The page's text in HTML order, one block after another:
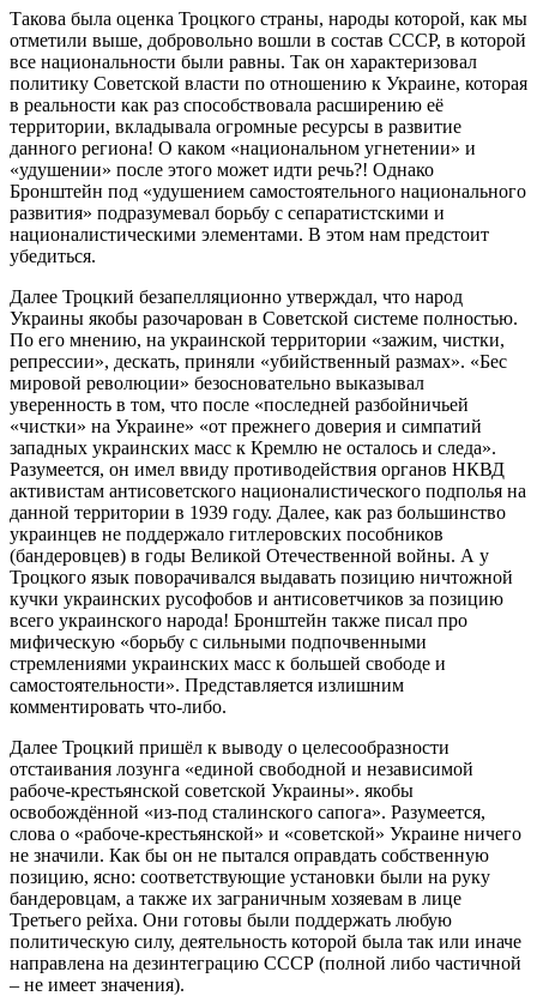
Такова была оценка Троцкого страны, народы которой, как мы
отметили выше, добровольно вошли в состав СССР, в которой
все национальности были равны. Так он характеризовал
политику Советской власти по отношению к Украине, которая
в реальности как раз способствовала расширению её
территории, вкладывала огромные ресурсы в развитие
данного региона! О каком «национальном угнетении» и
«удушении» после этого может идти речь?! Однако
Бронштейн под «удушением самостоятельного национального
развития» подразумевал борьбу с сепаратистскими и
националистическими элементами. В этом нам предстоит
убедиться.
Далее Троцкий безапелляционно утверждал, что народ
Украины якобы разочарован в Советской системе полностью.
По его мнению, на украинской территории «зажим, чистки,
репрессии», дескать, приняли «убийственный размах». «Бес
мировой революции» безосновательно выказывал
уверенность в том, что после «последней разбойничьей
«чистки» на Украине» «от прежнего доверия и симпатий
западных украинских масс к Кремлю не осталось и следа».
Разумеется, он имел ввиду противодействия органов НКВД
активистам антисоветского националистического подполья на
данной территории в 1939 году. Далее, как раз большинство
украинцев не поддержало гитлеровских пособников
(бандеровцев) в годы Великой Отечественной войны. А у
Троцкого язык поворачивался выдавать позицию ничтожной
кучки украинских русофобов и антисоветчиков за позицию
всего украинского народа! Бронштейн также писал про
мифическую «борьбу с сильными подпочвенными
стремлениями украинских масс к большей свободе и
самостоятельности». Представляется излишним
комментировать что-либо.
Далее Троцкий пришёл к выводу о целесообразности
отстаивания лозунга «единой свободной и независимой
рабоче-крестьянской советской Украины». якобы
освобождённой «из-под сталинского сапога». Разумеется,
слова о «рабоче-крестьянской» и «советской» Украине ничего
не значили. Как бы он не пытался оправдать собственную
позицию, ясно: соответствующие установки были на руку
бандеровцам, а также их заграничным хозяевам в лице
Третьего рейха. Они готовы были поддержать любую
политическую силу, деятельность которой была так или иначе
направлена на дезинтеграцию СССР (полной либо частичной
– не имеет значения).